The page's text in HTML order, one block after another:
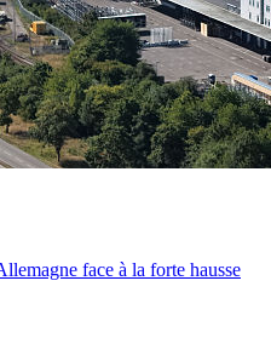
face à la forte hausse